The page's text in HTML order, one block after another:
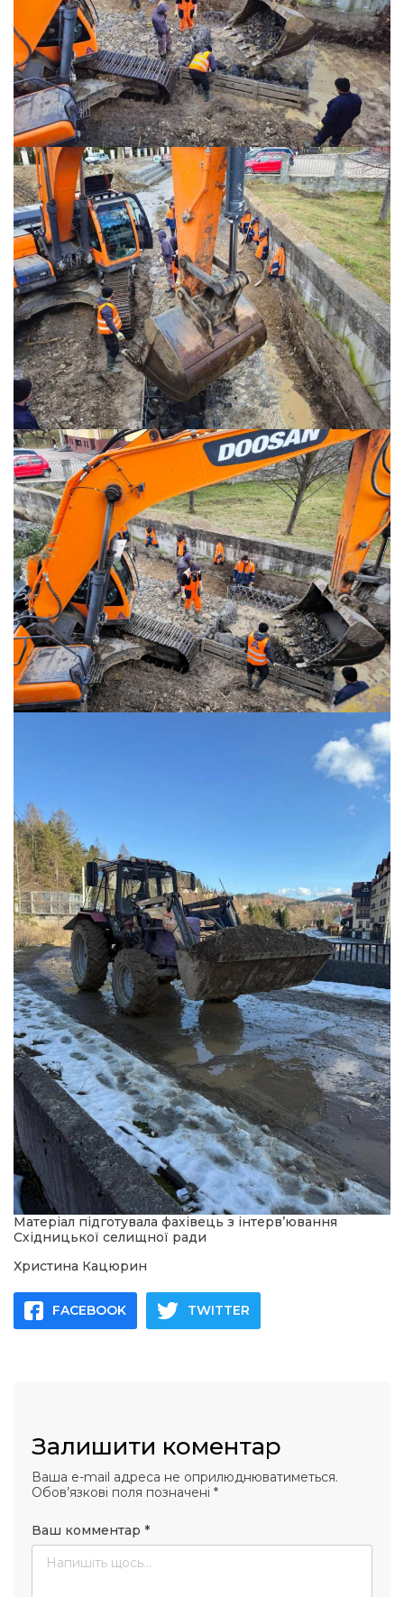
Матеріал підготувала фахівець з інтерв’ювання
Східницької селищної ради
Христина Кацюрин
FACEBOOK TWITTER
Залишити коментар
Ваша e-mail адреса не оприлюднюватиметься.
Обов’язкові поля позначені *
Ваш комментар *